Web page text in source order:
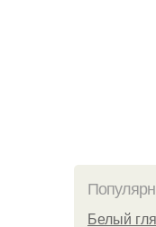
Белый